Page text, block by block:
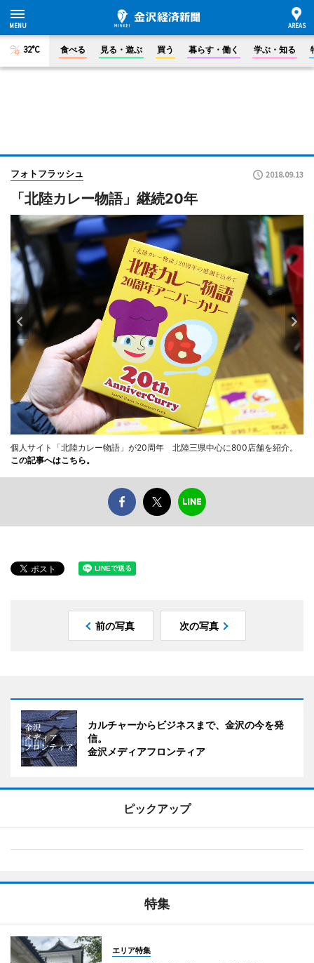
32°C 食べる 見る・遊ぶ 買う 暮らす・働く 学ぶ・知る
フォトフラッシュ 2018.09.13
「北陸カレー物語」継続20年
個人サイト「北陸カレー物語」が20周年 北陸三県中心に800店舗を紹介。
この記事へはこちら。
前の写真 次の写真
カルチャーからビジネスまで、金沢の今を発
信。
金沢メディアフロンティア
ピックアップ
特集
エリア特集